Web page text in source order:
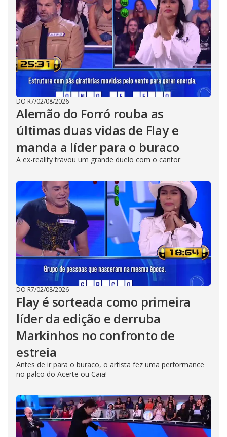
DO R7/02/08/2026
Alemão do Forró rouba as
últimas duas vidas de Flay e
manda a líder para o buraco
A ex-reality travou um grande duelo com o cantor
DO R7/02/08/2026
Flay é sorteada como primeira
líder da edição e derruba
Markinhos no confronto de
estreia
Antes de ir para o buraco, o artista fez uma performance
no palco do Acerte ou Caia!